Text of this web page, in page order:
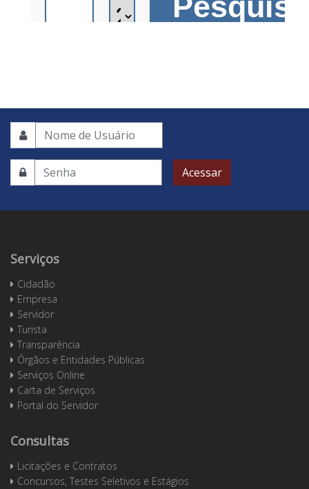
Acessar
Serviços
Cidadão
Empresa
Servidor
Turista
Transparência
Órgãos e Entidades Públicas
Serviços Online
Carta de Serviços
Portal do Servidor
Consultas
Licitações e Contratos
Concursos, Testes Seletivos e Estágios